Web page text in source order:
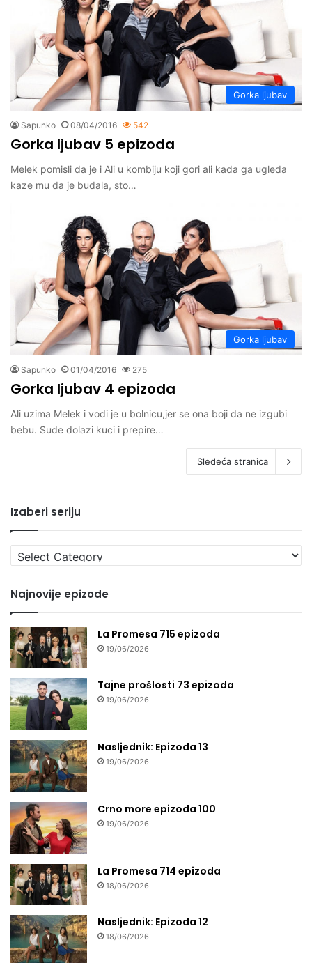
Gorka ljubav
Sapunko 08/04/2016 542
Gorka ljubav 5 epizoda
Melek pomisli da je i Ali u kombiju koji gori ali kada ga ugleda
kaze mu da je budala, sto…
Gorka ljubav
Sapunko 01/04/2016 275
Gorka ljubav 4 epizoda
Ali uzima Melek i vodi je u bolnicu,jer se ona boji da ne izgubi
bebu. Sude dolazi kuci i prepire…
Sledeća stranica
Izaberi seriju
Izaberi
seriju
Najnovije epizode
La Promesa 715 epizoda
19/06/2026
Tajne prošlosti 73 epizoda
19/06/2026
Nasljednik: Epizoda 13
19/06/2026
Crno more epizoda 100
19/06/2026
La Promesa 714 epizoda
18/06/2026
Nasljednik: Epizoda 12
18/06/2026